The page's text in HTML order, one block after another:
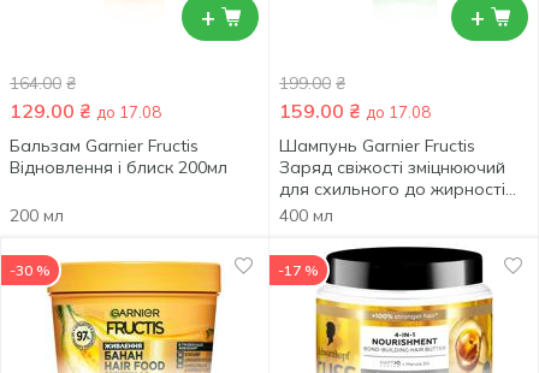
+
164.00 ₴
129.00 ₴ до 17.08
Бальзам Garnier Fructis
Відновлення і блиск 200мл
200 мл
+
199.00 ₴
159.00 ₴ до 17.08
Шампунь Garnier Fructis
Заряд свіжості зміцнюючий
для схильного до жирності
волосся 400мл
400 мл
-30 % -17 %